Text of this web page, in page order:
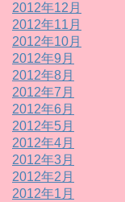
2012年12月
2012年11月
2012年10月
2012年9月
2012年8月
2012年7月
2012年6月
2012年5月
2012年4月
2012年3月
2012年2月
2012年1月